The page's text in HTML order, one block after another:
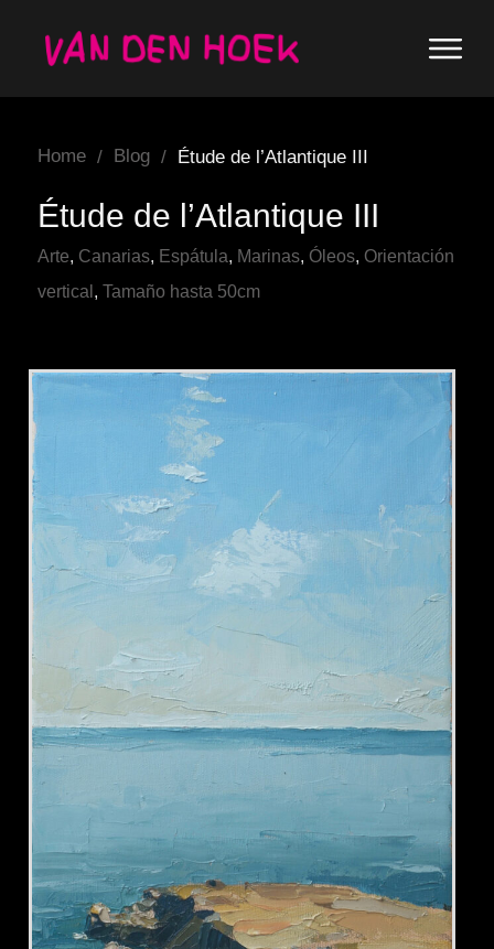
Home / Blog / Étude de l’Atlantique III
Étude de l’Atlantique III
Arte, Canarias, Espátula, Marinas, Óleos, Orientación
vertical , Tamaño hasta 50cm